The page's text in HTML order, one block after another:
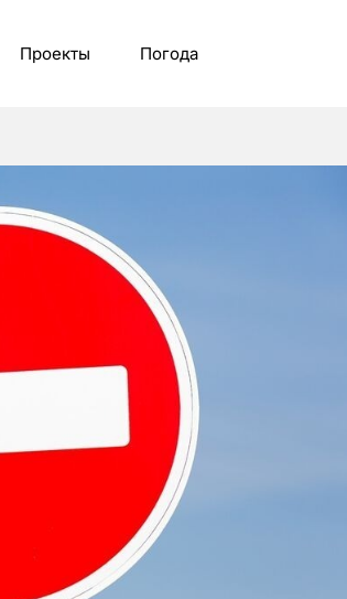
Проекты Погода